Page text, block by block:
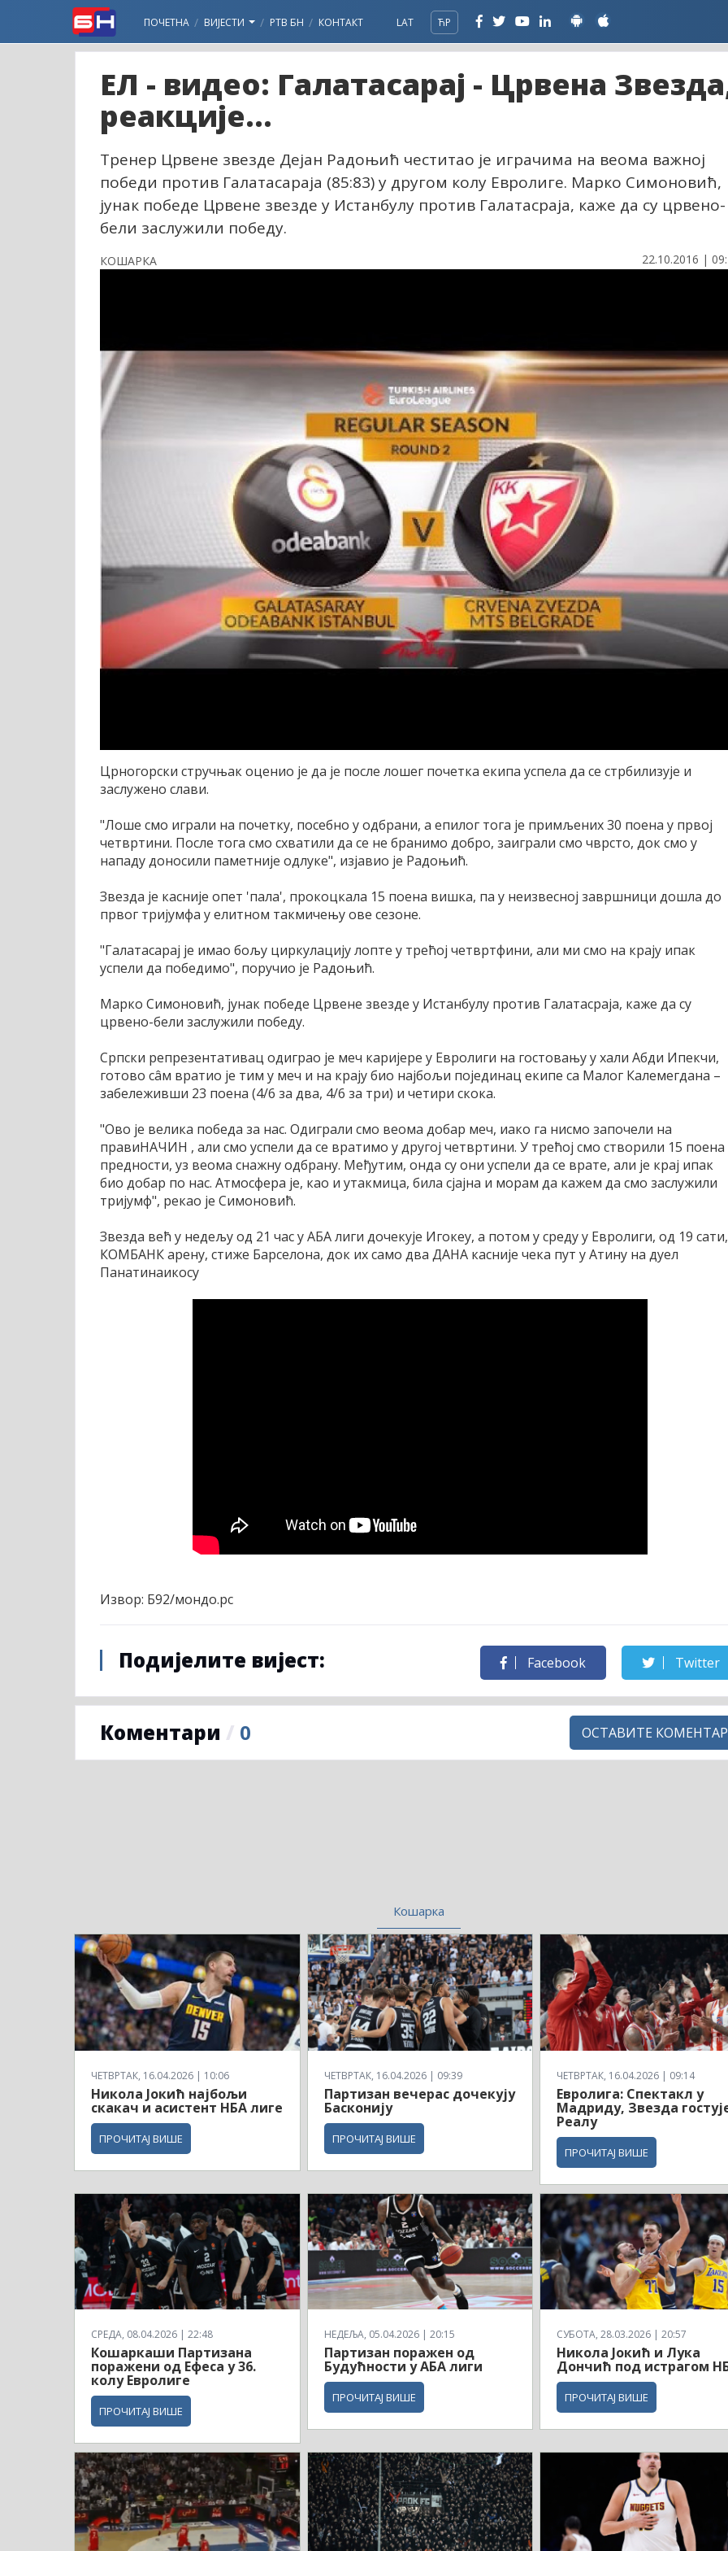
ПОЧЕТНА ВИЈЕСТИ РТВ БН КОНТАКТ LAT ЋР
ЕЛ - видео: Галатасарај - Црвена
реакције...
Тренер Црвене звезде Дејан Радоњић честитао је играчима на веома важној
победи против Галатасараја (85:83) у другом колу Евролиге. Марко Симоновић,
јунак победе Црвене звезде у Истанбулу против Галатасраја, каже да су црвено-
бели заслужили победу.
КОШАРКА 22.10.2016 |
Црногорски стручњак оценио је да је после лошег почетка екипа успела да се стрбилизује и
заслужено слави.
"Лоше смо играли на почетку, посебно у одбрани, а епилог тога је примљених 30 поена у првој
четвртини. После тога смо схватили да се не бранимо добро, заиграли смо чврсто, док смо у
нападу доносили паметније одлуке", изјавио је Радоњић.
Звезда је касније опет 'пала', прокоцкала 15 поена вишка, па у неизвесној завршници дошла до
првог тријумфа у елитном такмичењу ове сезоне.
"Галатасарај је имао бољу циркулацију лопте у трећој четвртфини, али ми смо на крају ипак
успели да победимо", поручио је Радоњић.
Марко Симоновић, јунак победе Црвене звезде у Истанбулу против Галатасраја, каже да су
црвено-бели заслужили победу.
Српски репрезентативац одиграо је меч каријере у Евролиги на гостовању у хали Абди Ипекчи,
готово сâм вратио је тим у меч и на крају био најбољи појединац екипе са Малог Калемегдана –
забележивши 23 поена (4/6 за два, 4/6 за три) и четири скока.
"Ово је велика победа за нас. Одиграли смо веома добар меч, иако га нисмо започели на
правиНАЧИН , али смо успели да се вратимо у другој четвртини. У трећој смо створили 15 поена
предности, уз веома снажну одбрану. Међутим, онда су они успели да се врате, али је крај ипак
био добар по нас. Атмосфера је, као и утакмица, била сјајна и морам да кажем да смо заслужили
тријумф", рекао је Симоновић.
Звезда већ у недељу од 21 час у АБА лиги дочекује Игокеу, а потом у среду у Евролиги, од 19
КОМБАНК арену, стиже Барселона, док их само два ДАНА касније чека пут у Атину на дуел
Панатинаикосу
Извор: Б92/мондо.рс
Подијелите вијест: Facebook Twitter
Коментари / 0 ОСТАВИТЕ КОМЕНТАР
Кошарка
ЧЕТВРТАК, 16.04.2026 | 10:06
Никола Јокић најбољи
скакач и асистент НБА лиге
ПРОЧИТАЈ ВИШЕ
ЧЕТВРТАК, 16.04.2026 | 09:39
Партизан вечерас дочекују
Басконију
ПРОЧИТАЈ ВИШЕ
ЧЕТВРТАК, 16.04.2026 | 09:14
Евролига: Спектакл у
Мадриду, Звезда
Реалу
ПРОЧИТАЈ ВИШЕ
СРЕДА, 08.04.2026 | 22:48
Кошаркаши Партизана
поражени од Ефеса у 36.
колу Евролиге
ПРОЧИТАЈ ВИШЕ
НЕДЕЉА, 05.04.2026 | 20:15
Партизан поражен од
Будућности у АБА лиги
ПРОЧИТАЈ ВИШЕ
СУБОТА, 28.03.2026 | 20:57
Никола Јокић и Лука
Дончић под истрагом
ПРОЧИТАЈ ВИШЕ